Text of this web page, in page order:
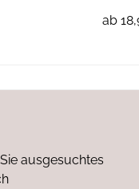
ab
ausgesuchtes